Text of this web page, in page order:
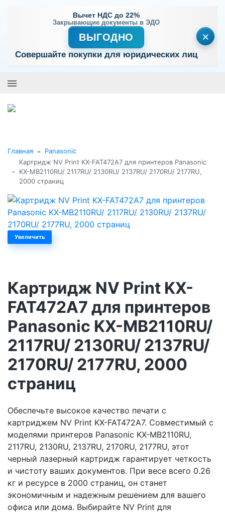
Вычет НДС до 22%
Закрывающие документы в ЭДО
ВЫГОДНО
Совершайте покупки для юридических лиц
×
Главная - Panasonic
-
Картридж NV Print KX-FAT472A7 для принтеров Panasonic
KX-MB2110RU/ 2117RU/ 2130RU/ 2137RU/ 2170RU/ 2177RU,
2000 страниц
Увеличить
Картридж NV Print KX-
FAT472A7 для принтеров
Panasonic KX-MB2110RU/
2117RU/ 2130RU/ 2137RU/
2170RU/ 2177RU, 2000
страниц
Обеспечьте высокое качество печати с
картриджем NV Print KX-FAT472A7. Совместимый с
моделями принтеров Panasonic KX-MB2110RU,
2117RU, 2130RU, 2137RU, 2170RU, 2177RU, этот
черный лазерный картридж гарантирует четкость
и чистоту ваших документов. При весе всего 0.26
кг и ресурсе в 2000 страниц, он станет
экономичным и надежным решением для вашего
офиса или дома. Выбирайте NV Print для